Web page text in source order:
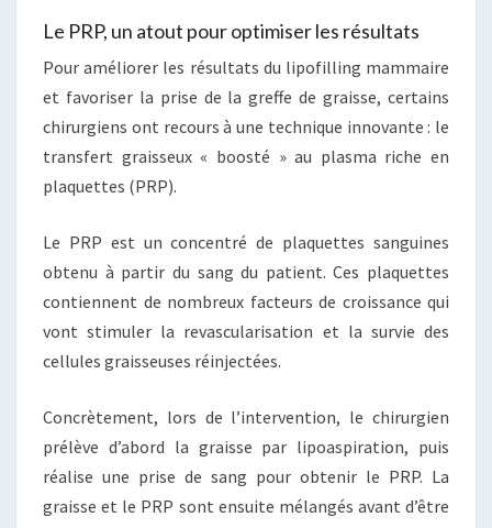
Le PRP, un atout pour optimiser les résultats
Pour améliorer les résultats du lipofilling mammaire
et favoriser la prise de la greffe de graisse, certains
chirurgiens ont recours à une technique innovante : le
transfert graisseux « boosté » au plasma riche en
plaquettes (PRP).
Le PRP est un concentré de plaquettes sanguines
obtenu à partir du sang du patient. Ces plaquettes
contiennent de nombreux facteurs de croissance qui
vont stimuler la revascularisation et la survie des
cellules graisseuses réinjectées.
Concrètement, lors de l’intervention, le chirurgien
prélève d’abord la graisse par lipoaspiration, puis
réalise une prise de sang pour obtenir le PRP. La
graisse et le PRP sont ensuite mélangés avant d’être